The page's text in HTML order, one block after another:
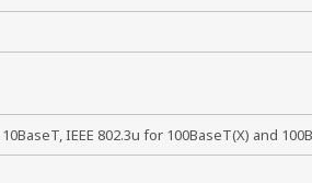
IEEE 802.3u for 100BaseT(X) and